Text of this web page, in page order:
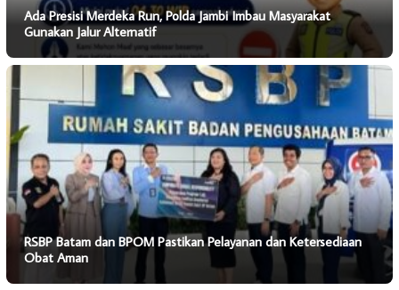
Ada Presisi Merdeka Run, Polda Jambi Imbau Masyarakat
Gunakan Jalur Alternatif
RSBP Batam dan BPOM Pastikan Pelayanan dan Ketersediaan
Obat Aman